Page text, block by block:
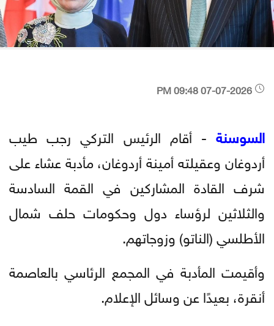
السوسنة - أقام الرئيس التركي رجب طيب
أردوغان وعقيلته أمينة أردوغان، مأدبة عشاء على
شرف القادة المشاركين في القمة السادسة
والثلاثين لرؤساء دول وحكومات حلف شمال
الأطلسي (الناتو) وزوجاتهم.
وأقيمت المأدبة في المجمع الرئاسي بالعاصمة
أنقرة، بعيدًا عن وسائل الإعلام.